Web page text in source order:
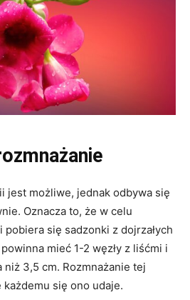
jest możliwe, jednak odbywa się
Oznacza to, że w celu
się sadzonki z dojrzałych
mieć 1-2 węzły z liśćmi i
3,5 cm. Rozmnażanie tej
się ono udaje.